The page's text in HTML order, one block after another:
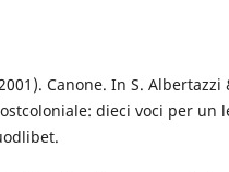
Canone. In S. Albertazzi
dieci voci per un